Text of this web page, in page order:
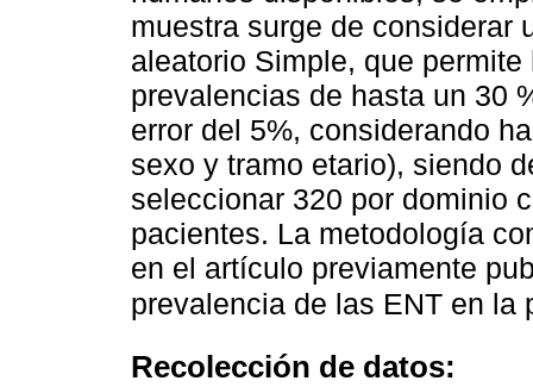
muestra surge de considerar
aleatorio Simple, que
prevalencias de hasta un 30
error del 5%, considerando
sexo y tramo etario), siendo
seleccionar 320 por dominio
pacientes. La metodología
en el artículo previamente
prevalencia de las ENT en la
Recolección de datos: